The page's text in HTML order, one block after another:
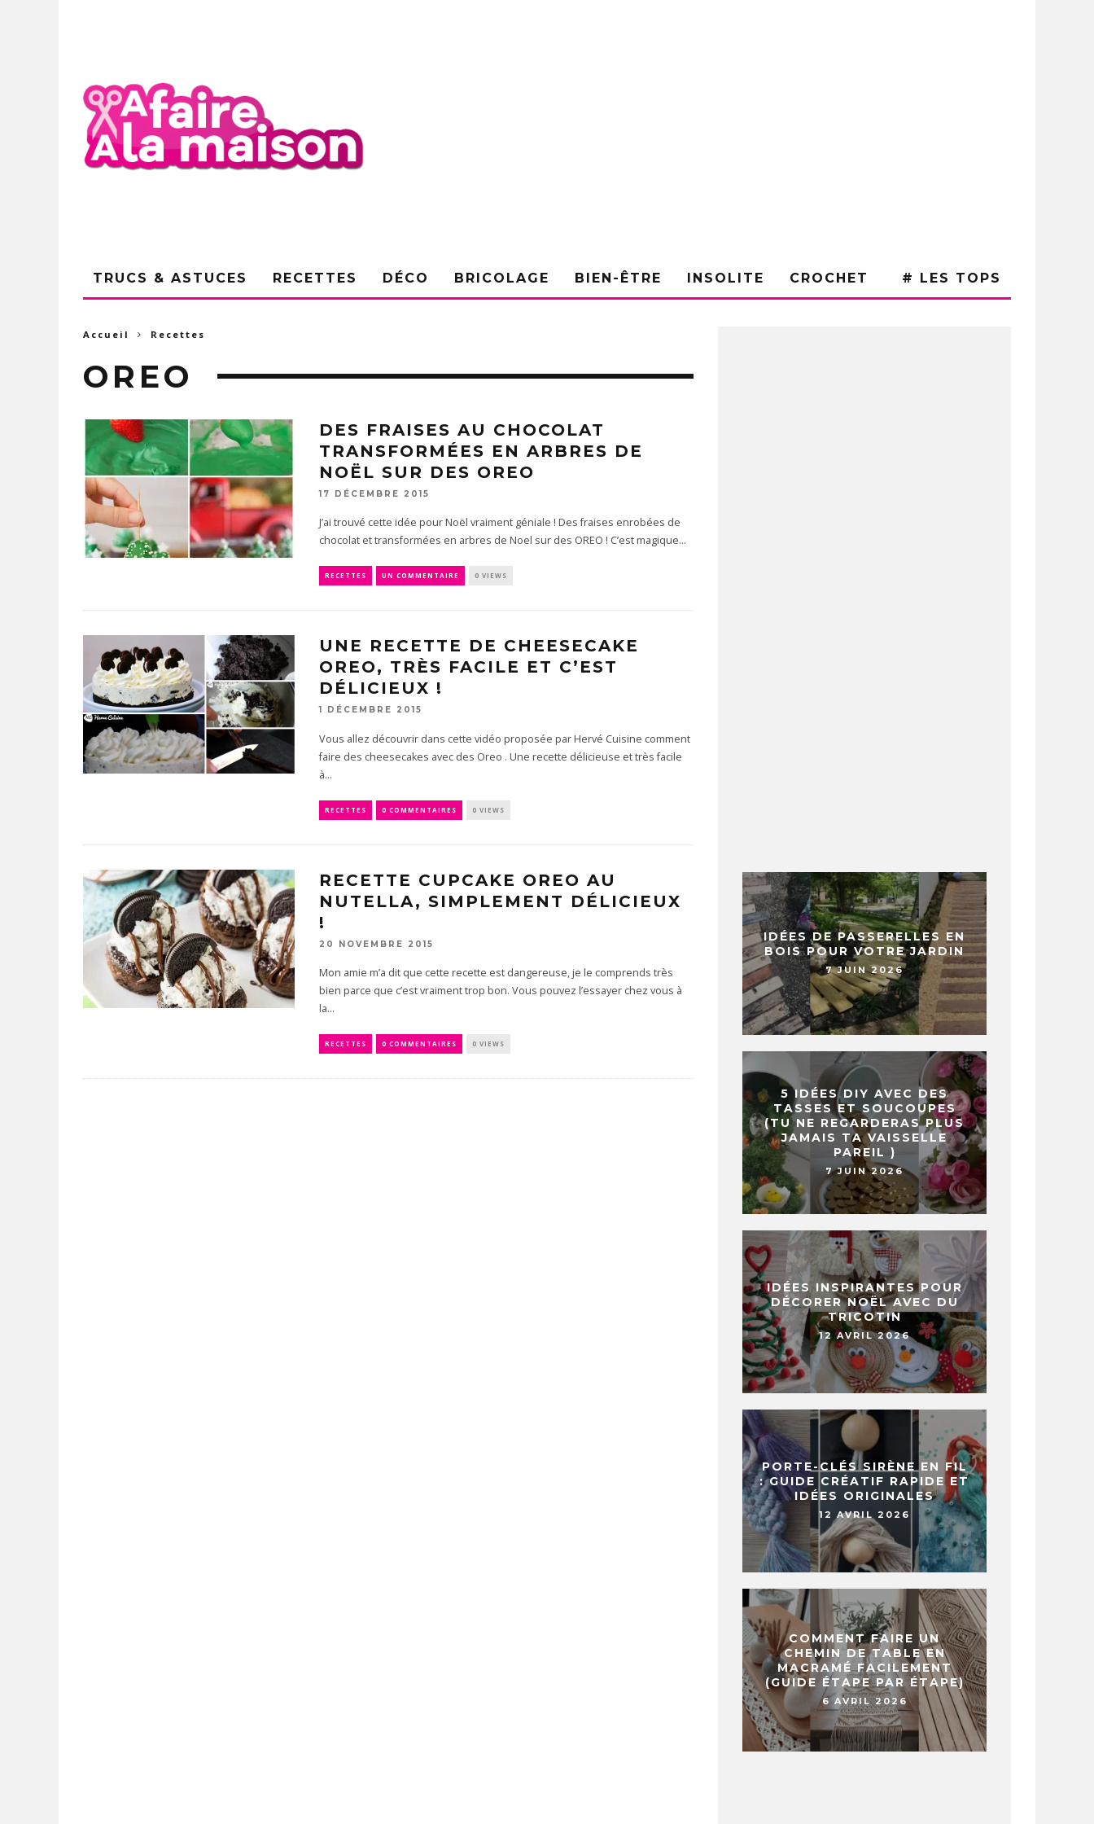
TRUCS & ASTUCES RECETTES DÉCO BRICOLAGE BIEN-ÊTRE INSOLITE CROCHET # LES TOPS
Accueil Recettes
OREO
DES FRAISES AU CHOCOLAT
TRANSFORMÉES EN ARBRES DE
NOËL SUR DES OREO
17 DÉCEMBRE 2015
J’ai trouvé cette idée pour Noël vraiment géniale ! Des fraises enrobées de
chocolat et transformées en arbres de Noel sur des OREO ! C’est magique...
RECETTES UN COMMENTAIRE 0 VIEWS
UNE RECETTE DE CHEESECAKE
OREO, TRÈS FACILE ET C’EST
DÉLICIEUX !
1 DÉCEMBRE 2015
Vous allez découvrir dans cette vidéo proposée par Hervé Cuisine comment
faire des cheesecakes avec des Oreo . Une recette délicieuse et très facile
à...
RECETTES 0 COMMENTAIRES 0 VIEWS
RECETTE CUPCAKE OREO AU
NUTELLA, SIMPLEMENT DÉLICIEUX
!
20 NOVEMBRE 2015
Mon amie m’a dit que cette recette est dangereuse, je le comprends très
bien parce que c’est vraiment trop bon. Vous pouvez l’essayer chez vous à
la...
RECETTES 0 COMMENTAIRES 0 VIEWS
IDÉES DE PASSERELLES EN
BOIS POUR VOTRE JARDIN
7 JUIN 2026
5 IDÉES DIY AVEC DES
TASSES ET SOUCOUPES
(TU NE REGARDERAS PLUS
JAMAIS TA VAISSELLE
PAREIL )
7 JUIN 2026
IDÉES INSPIRANTES POUR
DÉCORER NOËL AVEC DU
TRICOTIN
12 AVRIL 2026
PORTE-CLÉS SIRÈNE EN FIL
: GUIDE CRÉATIF RAPIDE ET
IDÉES ORIGINALES
12 AVRIL 2026
COMMENT FAIRE UN
CHEMIN DE TABLE EN
MACRAMÉ FACILEMENT
(GUIDE ÉTAPE PAR ÉTAPE)
6 AVRIL 2026